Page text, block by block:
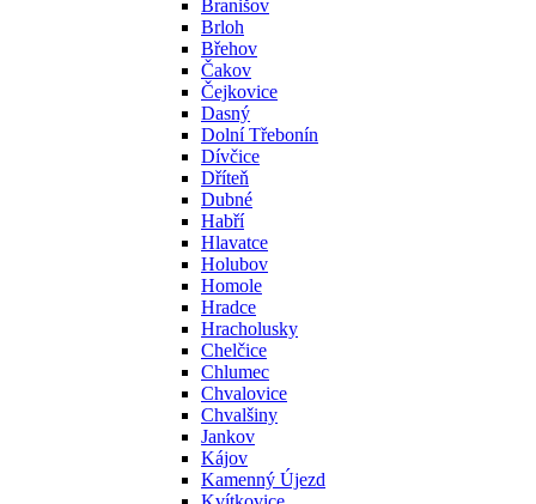
Branišov
Brloh
Břehov
Čakov
Čejkovice
Dasný
Dolní Třebonín
Dívčice
Dříteň
Dubné
Habří
Hlavatce
Holubov
Homole
Hradce
Hracholusky
Chelčice
Chlumec
Chvalovice
Chvalšiny
Jankov
Kájov
Kamenný Újezd